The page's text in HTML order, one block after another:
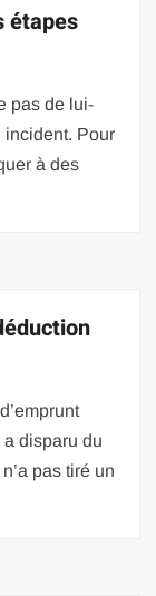
étapes
pas de lui-
incident. Pour
à des
disparu du
pas tiré un